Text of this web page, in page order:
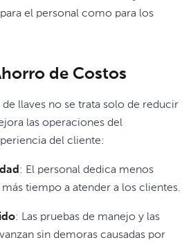
el personal como para los
de Costos
llaves no se trata solo de reducir
las operaciones del
del cliente:
: El personal dedica menos
tiempo a atender a los clientes.
: Las pruebas de manejo y las
sin demoras causadas por